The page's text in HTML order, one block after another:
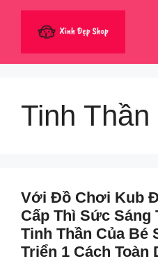
dung
Tinh
Với Đồ Chơi Kub
Cấp Thì Sức Sáng
Tinh Thần Của Bé
Triển 1 Cách Toàn